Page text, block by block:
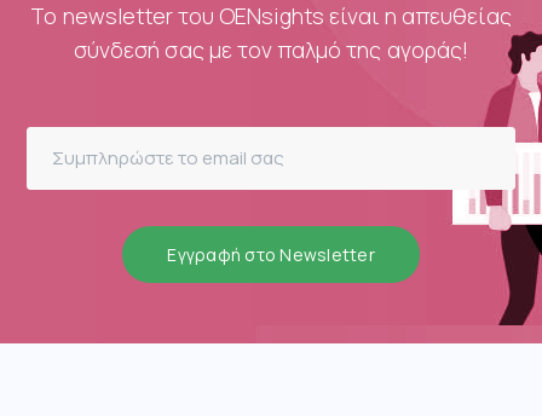
Το newsletter του ΟΕΝsights είναι η απευθείας
σύνδεσή σας με τον παλμό της αγοράς!
Εγγραφή στο Newsletter